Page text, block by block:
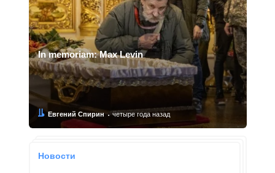
In memoriam: Max Levin
Автор:Евгений Спирин
Дата: четыре года назад
Новости